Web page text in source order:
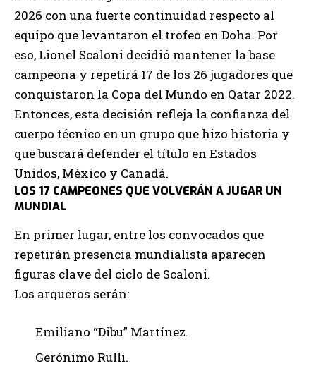
2026 con una fuerte continuidad respecto al
equipo que levantaron el trofeo en Doha. Por
eso, Lionel Scaloni decidió mantener la base
campeona y repetirá 17 de los 26 jugadores que
conquistaron la Copa del Mundo en Qatar 2022.
Entonces, esta decisión refleja la confianza del
cuerpo técnico en un grupo que hizo historia y
que buscará defender el título en Estados
Unidos, México y Canadá.
LOS 17 CAMPEONES QUE VOLVERÁN A JUGAR UN
MUNDIAL
En primer lugar, entre los convocados que
repetirán presencia mundialista aparecen
figuras clave del ciclo de Scaloni.
Los arqueros serán:
Emiliano “Dibu” Martínez.
Gerónimo Rulli.